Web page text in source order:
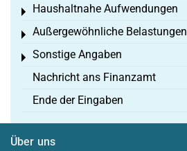
Haushaltnahe Aufwendungen
Toggle menu
Außergewöhnliche Belastungen
Toggle menu
Sonstige Angaben
Toggle menu
Nachricht ans Finanzamt
Ende der Eingaben
Über uns